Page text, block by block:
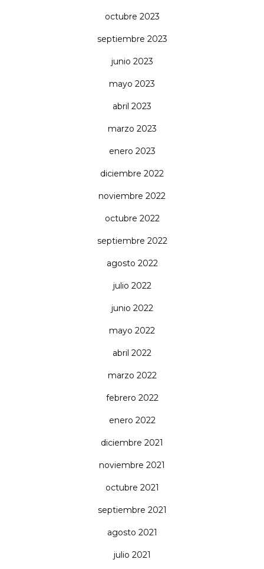
octubre 2023
septiembre 2023
junio 2023
mayo 2023
abril 2023
marzo 2023
enero 2023
diciembre 2022
noviembre 2022
octubre 2022
septiembre 2022
agosto 2022
julio 2022
junio 2022
mayo 2022
abril 2022
marzo 2022
febrero 2022
enero 2022
diciembre 2021
noviembre 2021
octubre 2021
septiembre 2021
agosto 2021
julio 2021